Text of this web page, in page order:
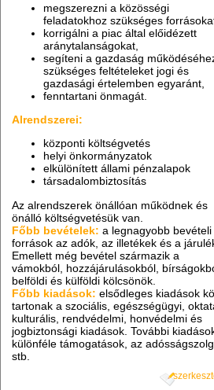
megszerezni a közösségi
feladatokhoz szükséges
korrigálni a piac által előidézett
aránytalanságokat,
segíteni a gazdaság
szükséges feltételeket jogi és
gazdasági értelemben egyaránt,
fenntartani önmagát.
Alrendszerei:
központi költségvetés
helyi önkormányzatok
elkülönített állami pénzalapok
társadalombiztosítás
Az alrendszerek önállóan működnek és
önálló költségvetésük van.
Főbb bevételek: a legnagyobb bevételi
források az adók, az illetékek és a
Emellett még bevétel származik a
vámokból, hozzájárulásokból,
belföldi és külföldi kölcsönök.
Főbb kiadások: elsődleges kiadások
tartonak a szociális, egészségügyi,
kulturális, rendvédelmi, honvédelmi és
jogbiztonsági kiadások. További
különféle támogatások, az
stb.